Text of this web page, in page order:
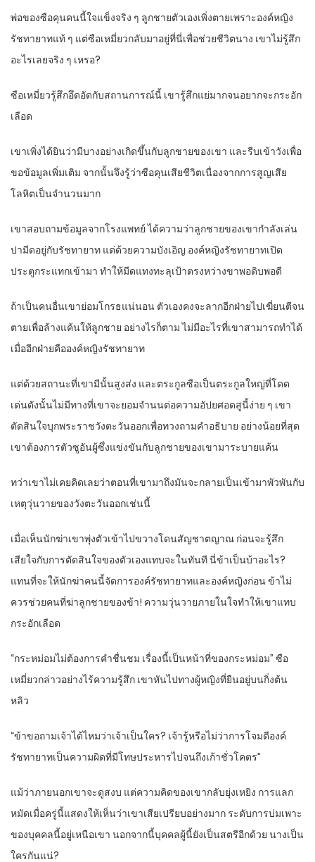
พ่อของซือคุนคนนี้ใจแข็งจริง ๆ ลูกชายตัวเองเพิ่งตายเพราะองค์หญิง
รัชทายาทแท้ ๆ แต่ซือเหมี่ยวกลับมาอยู่ที่นี่เพื่อช่วยชีวิตนาง เขาไม่รู้สึก
อะไรเลยจริง ๆ เหรอ?
ซือเหมี่ยวรู้สึกอึดอัดกับสถานการณ์นี้ เขารู้สึกแย่มากจนอยากจะกระอัก
เลือด
เขาเพิ่งได้ยินว่ามีบางอย่างเกิดขึ้นกับลูกชายของเขา และรีบเข้าวังเพื่อ
ขอข้อมูลเพิ่มเติม จากนั้นจึงรู้ว่าซือคุนเสียชีวิตเนื่องจากการสูญเสีย
โลหิตเป็นจำนวนมาก
เขาสอบถามข้อมูลจากโรงแพทย์ ได้ความว่าลูกชายของเขากำลังเล่น
ปามีดอยู่กับรัชทายาท แต่ด้วยความบังเอิญ องค์หญิงรัชทายาทเปิด
ประตูกระแทกเข้ามา ทำให้มีดแทงทะลุเป้าตรงหว่างขาพอดิบพอดี
ถ้าเป็นคนอื่นเขาย่อมโกรธแน่นอน ตัวเองคงจะลากอีกฝ่ายไปเฆี่ยนตีจน
ตายเพื่อล้างแค้นให้ลูกชาย อย่างไรก็ตาม ไม่มีอะไรที่เขาสามารถทำได้
เมื่ออีกฝ่ายคือองค์หญิงรัชทายาท
แต่ด้วยสถานะที่เขามีนั้นสูงส่ง และตระกูลซือเป็นตระกูลใหญ่ที่โดด
เด่นดังนั้นไม่มีทางที่เขาจะยอมจำนนต่อความอัปยศอดสูนี้ง่าย ๆ เขา
ตัดสินใจบุกพระราชวังตะวันออกเพื่อทวงถามคำอธิบาย อย่างน้อยที่สุด
เขาต้องการตัวซูอันผู้ซึ่งแข่งขันกับลูกชายของเขามาระบายแค้น
ทว่าเขาไม่เคยคิดเลยว่าตอนที่เขามาถึงมันจะกลายเป็นเข้ามาพัวพันกับ
เหตุวุ่นวายของวังตะวันออกเช่นนี้
เมื่อเห็นนักฆ่าเขาพุ่งตัวเข้าไปขวางโดนสัญชาตญาณ ก่อนจะรู้สึก
เสียใจกับการตัดสินใจของตัวเองแทบจะในทันที นี่ข้าเป็นบ้าอะไร?
แทนที่จะให้นักฆ่าคนนี้จัดการองค์รัชทายาทและองค์หญิงก่อน ข้าไม่
ควรช่วยคนที่ฆ่าลูกชายของข้า! ความวุ่นวายภายในใจทำให้เขาแทบ
กระอักเลือด
“กระหม่อมไม่ต้องการคำชื่นชม เรื่องนี้เป็นหน้าที่ของกระหม่อม” ซือ
เหมี่ยวกล่าวอย่างไร้ความรู้สึก เขาหันไปทางผู้หญิงที่ยืนอยู่บนกิ่งต้น
หลิว
“ข้าขอถามเจ้าได้ไหมว่าเจ้าเป็นใคร? เจ้ารู้หรือไม่ว่าการโจมตีองค์
รัชทายาทเป็นความผิดที่มีโทษประหารไปจนถึงเก้าชั่วโคตร”
แม้ว่าภายนอกเขาจะดูสงบ แต่ความคิดของเขากลับยุ่งเหยิง การแลก
หมัดเมื่อครู่นี้แสดงให้เห็นว่าเขาเสียเปรียบอย่างมาก ระดับการบ่มเพาะ
ของบุคคลนี้อยู่เหนือเขา นอกจากนี้บุคคลผู้นี้ยังเป็นสตรีอีกด้วย นางเป็น
ใครกันแน่?